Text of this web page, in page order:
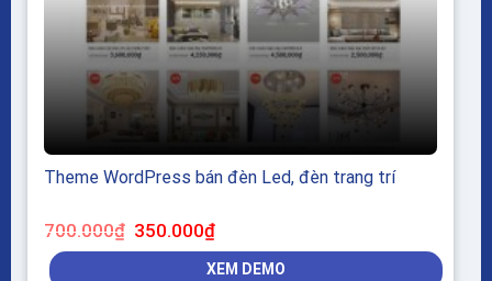
Theme WordPress bán đèn Led, đèn trang trí
700.000₫ Giá
gốc
là:
350.000₫Giá
tại
là:
XEM DEMO